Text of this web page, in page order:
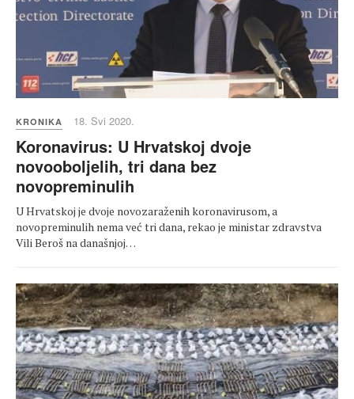
KRONIKA 18. Svi 2020.
Koronavirus: U Hrvatskoj dvoje
novooboljelih, tri dana bez
novopreminulih
U Hrvatskoj je dvoje novozaraženih koronavirusom, a
novopreminulih nema već tri dana, rekao je ministar zdravstva
Vili Beroš na današnjoj…